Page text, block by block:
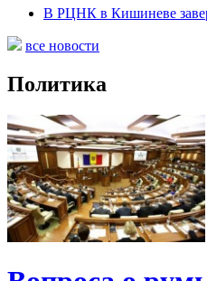
В РЦНК в Кишиневе
все новости
Политика